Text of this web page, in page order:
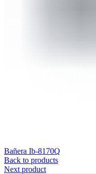
Bañera Ib-8170Q
Back to products
Next product